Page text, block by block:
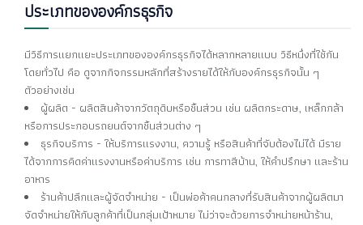
ประเภทขององค์กรธุรกิจ
มีวิธีการแยกแยะประเภทขององค์กรธุรกิจได้หลากหลายแบบ วิธีหนึ่งที่ใช้กัน
โดยทั่วไป คือ ดูจากกิจกรรมหลักที่สร้างรายได้ให้กับองค์กรธุรกิจนั้น ๆ
ตัวอย่างเช่น
ผู้ผลิต - ผลิตสินค้าจากวัตถุดิบหรือชิ้นส่วน เช่น ผลิตกระดาษ, เหล็กกล้า
หรือการประกอบรถยนต์จากชิ้นส่วนต่าง ๆ
ธุรกิจบริการ - ให้บริการแรงงาน, ความรู้ หรือสินค้าที่จับต้องไม่ได้ มีราย
ได้จากการคิดค่าแรงงานหรือค่าบริการ เช่น การทาสีบ้าน, ให้คำปรึกษา และร้าน
อาหาร
ร้านค้าปลีกและผู้จัดจำหน่าย - เป็นพ่อค้าคนกลางที่รับสินค้าจากผู้ผลิตมา
จัดจำหน่ายให้กับลูกค้าที่เป็นกลุ่มเป้าหมาย ไม่ว่าจะด้วยการจำหน่ายหน้าร้าน,